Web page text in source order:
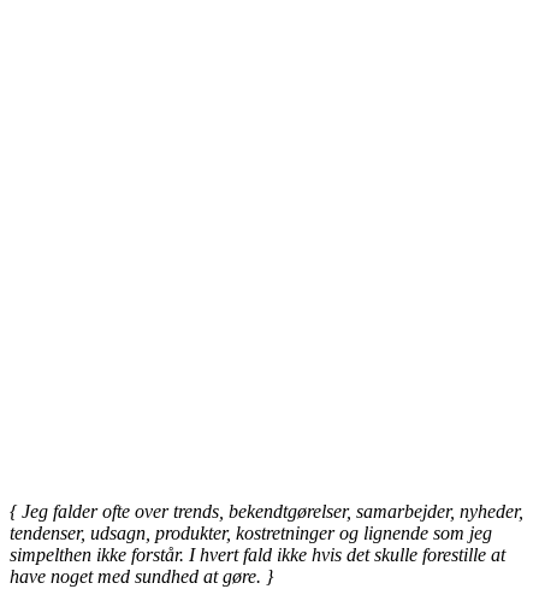
{ Jeg falder ofte over trends, bekendtgørelser, samarbejder, nyheder,
tendenser, udsagn, produkter, kostretninger og lignende som jeg
simpelthen ikke forstår. I hvert fald ikke hvis det skulle forestille at
have noget med sundhed at gøre. }